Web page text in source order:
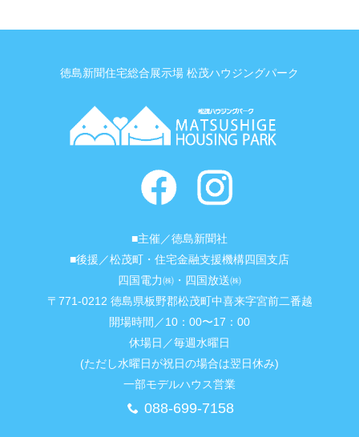
徳島新聞住宅総合展示場 松茂ハウジングパーク
■主催／徳島新聞社
■後援／松茂町・住宅金融支援機構四国支店
四国電力㈱・四国放送㈱
〒771-0212 徳島県板野郡松茂町中喜来字宮前二番越
開場時間／10：00〜17：00
休場日／毎週水曜日
(ただし水曜日が祝日の場合は翌日休み)
一部モデルハウス営業
088-699-7158